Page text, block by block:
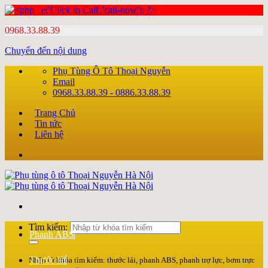
0968.33.88.39
Chuyển đến nội dung
Phụ Tùng Ô Tô Thoại Nguyễn
Email
0968.33.88.39 - 0886.33.88.39
Trang Chủ
Tin tức
Liên hệ
Tìm kiếm:
Nhập từ khóa tìm kiếm: thước lái, phanh ABS, phanh trợ lực, bơm trực
Phanh ABS
Thước lái